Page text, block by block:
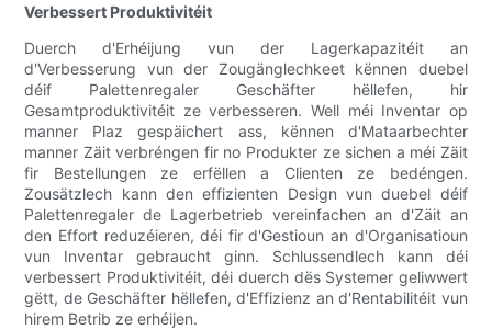
Verbessert Produktivitéit
Duerch d'Erhéijung vun der Lagerkapazitéit an
d'Verbesserung vun der Zougänglechkeet kënnen duebel
déif Palettenregaler Geschäfter hëllefen, hir
Gesamtproduktivitéit ze verbesseren. Well méi Inventar op
manner Plaz gespäichert ass, kënnen d'Mataarbechter
manner Zäit verbréngen fir no Produkter ze sichen a méi Zäit
fir Bestellungen ze erfëllen a Clienten ze bedéngen.
Zousätzlech kann den effizienten Design vun duebel déif
Palettenregaler de Lagerbetrieb vereinfachen an d'Zäit an
den Effort reduzéieren, déi fir d'Gestioun an d'Organisatioun
vun Inventar gebraucht ginn. Schlussendlech kann déi
verbessert Produktivitéit, déi duerch dës Systemer geliwwert
gëtt, de Geschäfter hëllefen, d'Effizienz an d'Rentabilitéit vun
hirem Betrib ze erhéijen.